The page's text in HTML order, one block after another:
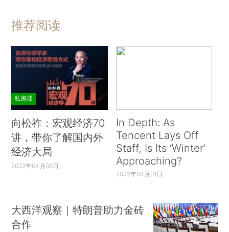
推荐阅读
私房课
向松祚：宏观经济70
讲，带你了解国内外
经济大局
2022年04月06日
In Depth: As
Tencent Lays Off
Staff, Is Its ‘Winter’
Approaching?
2022年04月01日
大西洋观察｜特朗普助力金砖
合作